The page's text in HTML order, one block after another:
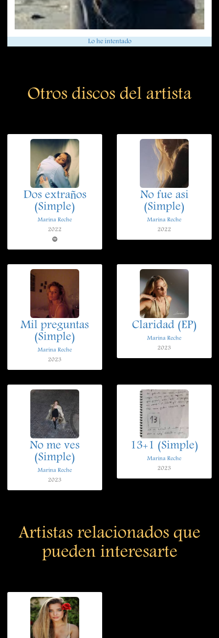
Lo he intentado
Otros discos del artista
Dos extraños
(Simple)
Marina Reche
2022
No fue asi
(Simple)
Marina Reche
2022
Mil preguntas
(Simple)
Marina Reche
2023
Claridad (EP)
Marina Reche
2023
No me ves
(Simple)
Marina Reche
2023
13+1 (Simple)
Marina Reche
2023
Artistas relacionados que
pueden interesarte